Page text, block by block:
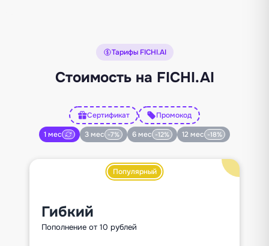
Тарифы FICHI.AI
Стоимость на FICHI.AI
Сертификат
1 мес
3 мес -7% 6 мес -12% 12 мес -18%
Промокод
Популярный
Гибкий
Пополнение от 10 рублей